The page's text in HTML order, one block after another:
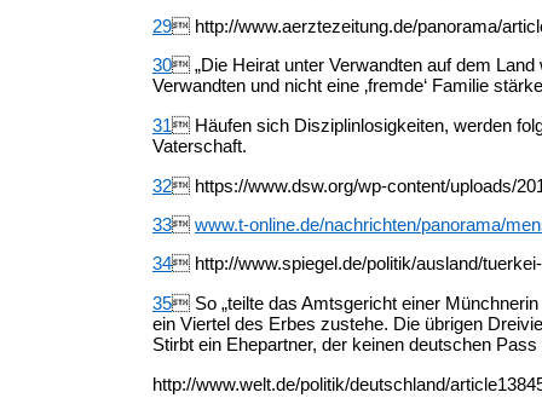
29 http://www.aerztezeitung.de/panorama/
30 „Die Heirat unter Verwandten auf dem
Verwandten und nicht eine ‚fremde‘ Familie
31 Häufen sich Disziplinlosigkeiten, werden
Vaterschaft.
32 https://www.dsw.org/wp-content/uploads/
33 www.t-online.de/nachrichten/panorama/
34 http://www.spiegel.de/politik/ausland/
35 So „teilte das Amtsgericht einer
ein Viertel des Erbes zustehe. Die übrigen
Stirbt ein Ehepartner, der keinen deutschen
http://www.welt.de/politik/deutschland/